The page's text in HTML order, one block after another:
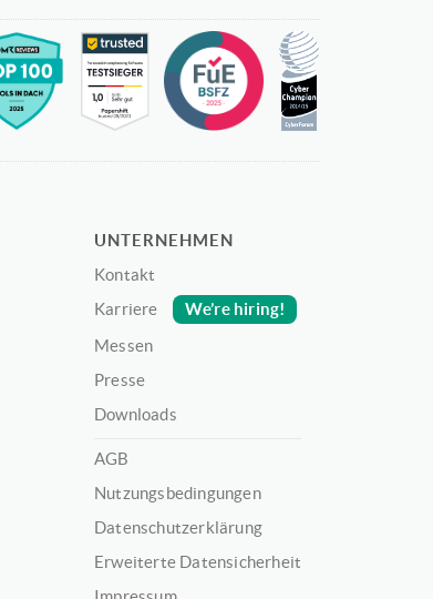
UNTERNEHMEN
Kontakt
Karriere
We’re hiring!
Messen
Presse
Downloads
AGB
Nutzungsbedingungen
Datenschutzerklärung
Erweiterte Datensicherheit